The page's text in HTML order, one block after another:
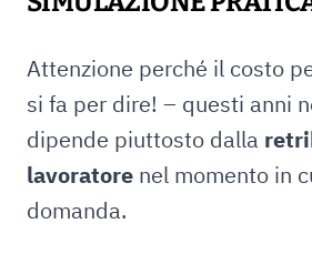
Attenzione perché il costo
si fa per dire! – questi anni
dipende piuttosto dalla
lavoratore nel momento in
domanda.